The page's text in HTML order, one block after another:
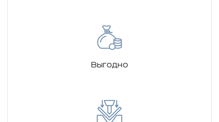
Выгодно